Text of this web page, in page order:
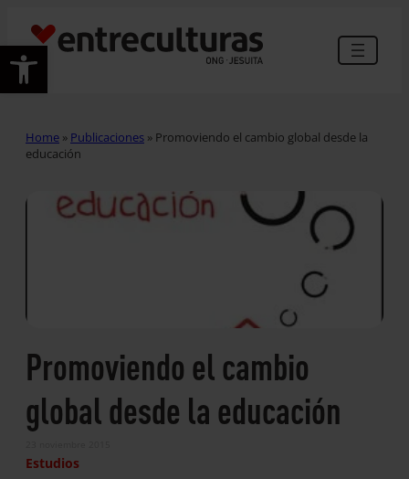
Abrir barra de herramientas
Home » Publicaciones » Promoviendo el cambio global desde la
educación
Promoviendo el cambio
global desde la educación
Estudios